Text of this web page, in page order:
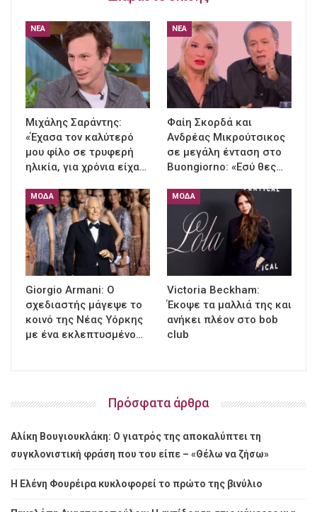
ΝΈΑ
Μιχάλης Σαράντης:
«Έχασα τον καλύτερό
μου φίλο σε τρυφερή
ηλικία, για χρόνια είχα…
ΝΈΑ
Φαίη Σκορδά και
Ανδρέας Μικρούτσικος
σε μεγάλη ένταση στο
Buongiorno: «Εσύ θες…
ΜΌΔΑ
Giorgio Armani: Ο
σχεδιαστής μάγεψε το
κοινό της Νέας Υόρκης
με ένα εκλεπτυσμένο…
ΜΌΔΑ
Victoria Beckham:
Έκοψε τα μαλλιά της και
ανήκει πλέον στο bob
club
Πρόσφατα άρθρα
Αλίκη Βουγιουκλάκη: Ο γιατρός της αποκαλύπτει τη
συγκλονιστική φράση που του είπε – «Θέλω να ζήσω»
Η Ελένη Φουρέιρα κυκλοφορεί το πρώτο της βινύλιο